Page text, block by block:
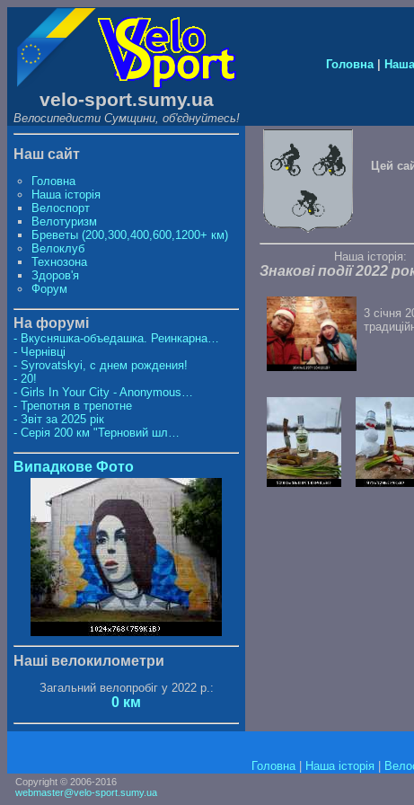
velo-sport.sumy.ua
Велосипедисти Сумщини, об'єднуйтесь!
Головна| Наша
Наш сайт
Головна
Наша історія
Велоспорт
Велотуризм
Бреветы (200,300,400,600,1200+ км)
Велоклуб
Технозона
Здоров'я
Форум
На форумі
- Вкусняшка-объедашка. Реинкарна…
- Чернівці
- Syrovatskyi, с днем рождения!
- 20!
- Girls In Your City - Anonymous…
- Трепотня в трепотне
- Звіт за 2025 рік
- Серія 200 км "Терновий шл…
Випадкове Фото
Наші велокилометри
Загальний велопробіг у 2022 р.:
0 км
Цей
Наша
Знакові події 2022
3 січня
Головна| Наша історія
Copyright © 2006-2016
webmaster@velo-sport.sumy.ua